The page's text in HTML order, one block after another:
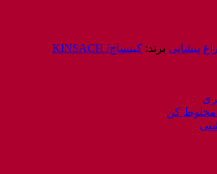
پیشانی برند: کینساچ/ KINSACH
مخلوط کن